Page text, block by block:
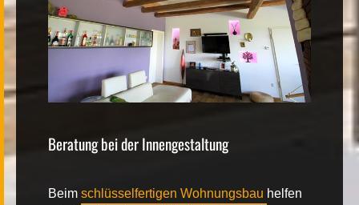
Beratung bei der Innengestaltung
Beim schlüsselfertigen Wohnungsbau helfen